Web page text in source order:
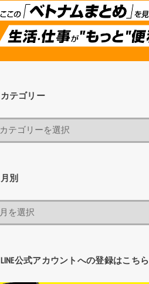
カテゴリー
月別
LINE公式アカウントへの登録はこちら